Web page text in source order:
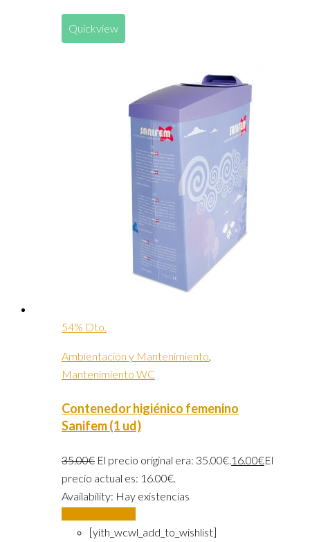
Quickview
54% Dto.
Ambientación y Mantenimiento
Mantenimiento WC
Contenedor higiénico femenino
Sanifem (1 ud)
35.00€ El precio original era: 35.00€. 16.00€El
precio actual es: 16.00€.
Availability: Hay existencias
[yith_wcwl_add_to_wishlist]